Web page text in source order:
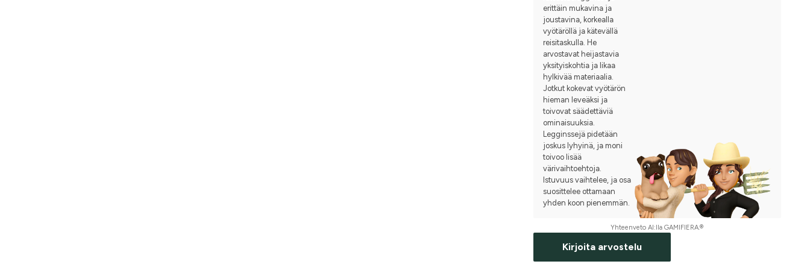
erittäin mukavina ja
joustavina, korkealla
vyötäröllä ja kätevällä
reisitaskulla. He
arvostavat heijastavia
yksityiskohtia ja likaa
hylkivää materiaalia.
Jotkut kokevat vyötärön
hieman leveäksi ja
toivovat säädettäviä
ominaisuuksia.
Legginssejä pidetään
joskus lyhyinä, ja moni
toivoo lisää
värivaihtoehtoja.
Istuvuus vaihtelee, ja osa
suosittelee ottamaan
yhden koon pienemmän.
Yhteenveto AI:lla GAMIFIERA.®
Kirjoita arvostelu